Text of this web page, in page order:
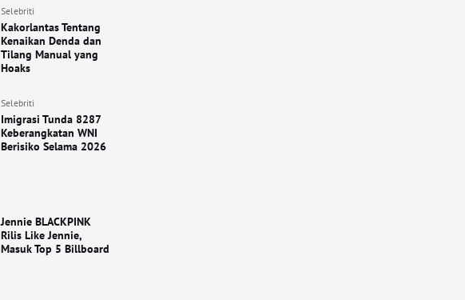
Selebriti
Kakorlantas Tentang
Kenaikan Denda dan
Tilang Manual yang
Hoaks
Selebriti
Imigrasi Tunda 8287
Keberangkatan WNI
Berisiko Selama 2026
Jennie BLACKPINK
Rilis Like Jennie,
Masuk Top 5 Billboard